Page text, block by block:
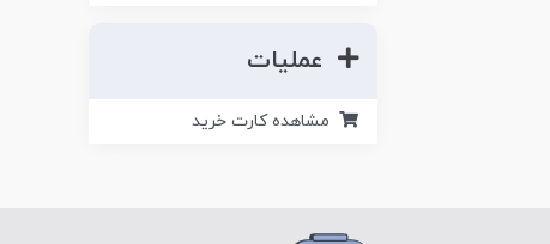
عملیات
مشاهده کارت خرید